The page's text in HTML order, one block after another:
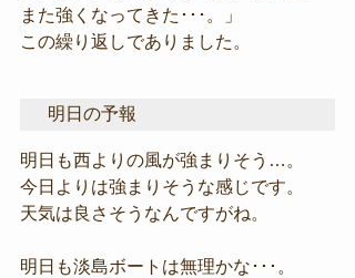
また強くなってきた･･･。」
この繰り返しでありました。
明日の予報
明日も西よりの風が強まりそう…。
今日よりは強まりそうな感じです。
天気は良さそうなんですがね。
明日も淡島ボートは無理かな･･･。